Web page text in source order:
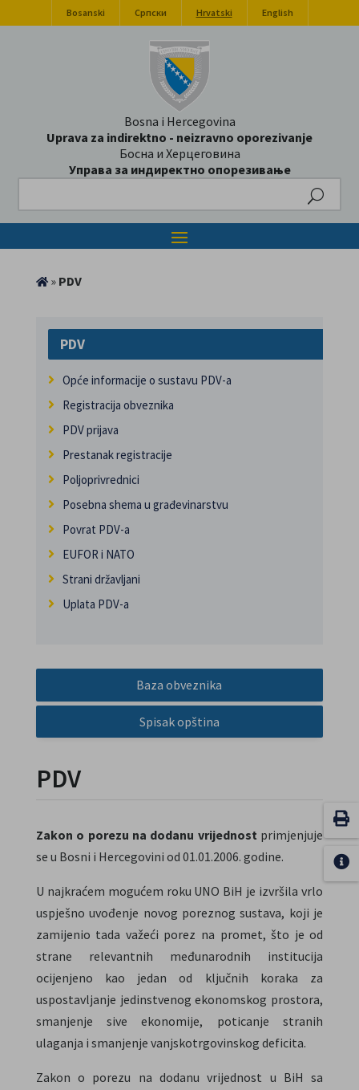
Bosanski Српски Hrvatski English
Bosna i Hercegovina
Uprava za indirektno - neizravno oporezivanje
Босна и Херцеговина
Управа за индиректно опорезивање
» PDV
PDV
Opće informacije o sustavu PDV-a
Registracija obveznika
PDV prijava
Prestanak registracije
Poljoprivrednici
Posebna shema u građevinarstvu
Povrat PDV-a
EUFOR i NATO
Strani državljani
Uplata PDV-a
Baza obveznika
Spisak opština
PDV
Zakon o porezu na dodanu vrijednost primjenjuje
se u Bosni i Hercegovini od 01.01.2006. godine.
U najkraćem mogućem roku UNO BiH je izvršila vrlo
uspješno uvođenje novog poreznog sustava, koji je
zamijenio tada važeći porez na promet, što je od
strane relevantnih međunarodnih institucija
ocijenjeno kao jedan od ključnih koraka za
uspostavljanje jedinstvenog ekonomskog prostora,
smanjenje sive ekonomije, poticanje stranih
ulaganja i smanjenje vanjskotrgovinskog deficita.
Zakon o porezu na dodanu vrijednost u BiH sa